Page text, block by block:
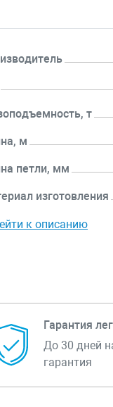
т
м
петли, мм
изготовления
к описанию
Гарантия
До 30 дней
гарантия